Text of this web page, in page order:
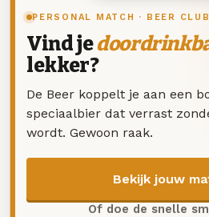
PERSONAL MATCH · BEER CLUB
Vind je
lekker?
De Beer koppelt je aan een
speciaalbier dat verrast
wordt. Gewoon raak.
Bekijk jouw
Of doe de snelle